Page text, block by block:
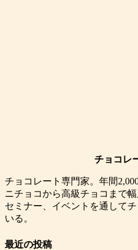
チョコレ
チョコレート専門家。年間
ニチョコから高級チョコまで
セミナー、イベントを通して
いる。
最近の投稿